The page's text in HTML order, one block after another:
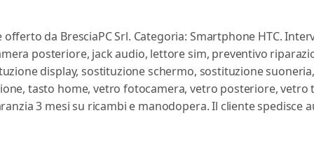
offerto da BresciaPC Srl. Categoria: Smartphone HTC.
posteriore, jack audio, lettore sim, preventivo
display, sostituzione schermo, sostituzione
tasto home, vetro fotocamera, vetro posteriore,
3 mesi su ricambi e manodopera. Il cliente spedisce